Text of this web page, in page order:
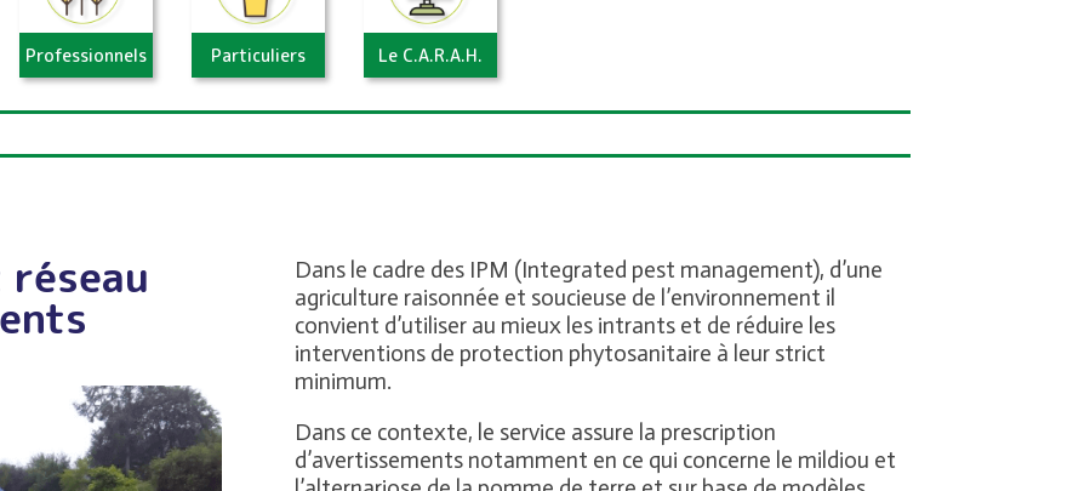
Professionnels Particuliers Le C.A.R.A.H.
Dans le cadre des IPM (Integrated pest management), d’une
agriculture raisonnée et soucieuse de l’environnement il
convient d’utiliser au mieux les intrants et de réduire les
interventions de protection phytosanitaire à leur strict
minimum.
Dans ce contexte, le service assure la prescription
d’avertissements notamment en ce qui concerne le mildiou et